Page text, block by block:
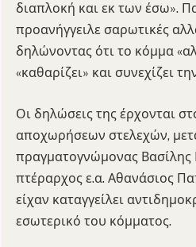
διαπλοκή και εκ των έσω».
προανήγγειλε σαρωτικές
δηλώνοντας ότι το κόμμα
«καθαρίζει» και συνεχίζει
Οι δηλώσεις της έρχονται
αποχωρήσεων στελεχών,
πραγματογνώμονας Βασίλης
πτέραρχος ε.α. Αθανάσιος
είχαν καταγγείλει
εσωτερικό του κόμματος.